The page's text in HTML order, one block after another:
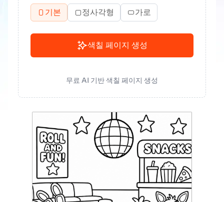
기본 정사각형 가로
색칠 페이지 생성
무료 AI 기반 색칠 페이지 생성